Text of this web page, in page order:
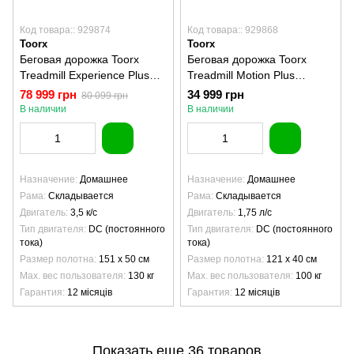
Код товара:: 929874
Toorx
Беговая дорожка Toorx
Treadmill Experience Plus
TFT (EXPERIENCE-PLUS-
TFT)
78 999 грн 80 099 грн
В наличии
Назначение Домашнее
Рама Складывается
Двигатель 3,5 к/с
Тип двигателя
DC (постоянного
тока)
Размер полотна 151 х 50 см
Max. вес пользователя 130 кг
Гарантия 12 місяців
Код товара:: 929868
Toorx
Беговая дорожка Toorx
Treadmill Motion Plus
(MOTION-PLUS)
34 999 грн
В наличии
Назначение Домашнее
Рама Складывается
Двигатель 1,75 л/с
Тип двигателя
DC (постоянного
тока)
Размер полотна 121 х 40 см
Max. вес пользователя 100 кг
Гарантия 12 місяців
Показать еще 36 товаров